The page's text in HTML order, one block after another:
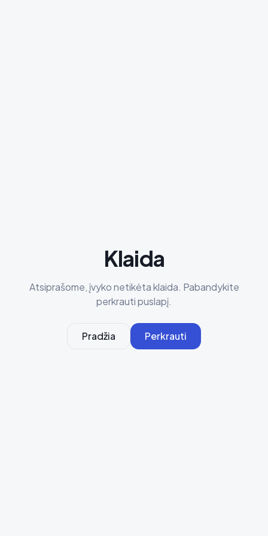
Klaida
Atsiprašome, įvyko netikėta klaida. Pabandykite
perkrauti puslapį.
Pradžia Perkrauti